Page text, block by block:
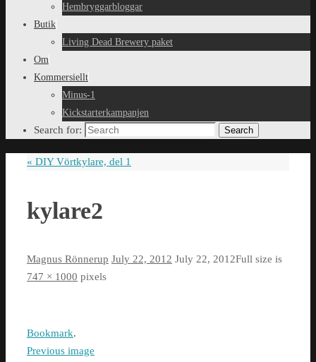
Hembryggarbloggar
Butik
Living Dead Brewery paket
Om
Kommersiellt
Minus-1
Kickstarterkampanjen
Search for: Search
« DIY Vörtkylare, del 1
kylare2
Magnus Rönnerup July 22, 2012 July 22, 2012Full size is
747 × 1000 pixels
Bookmark.
Previous image